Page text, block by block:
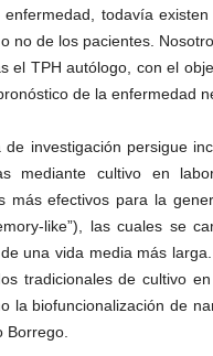
todavía
no de los pacientes.
el TPH autólogo, con el
de la enfermedad
investigación persigue
mediante cultivo en
más efectivos para la
like”), las cuales se
una vida media más
tradicionales de cultivo
la biofuncionalización de
Borrego.